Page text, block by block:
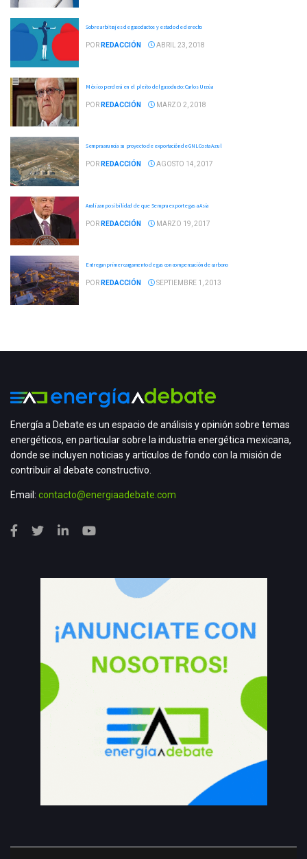
Sobre arbitrajes de gasoductos y estado de derecho
POR REDACCIÓN ABRIL 23, 2018
México perderá en el pleito del gasoducto: Carlos Urzúa
POR REDACCIÓN MARZO 2, 2018
Sempra anuncia su proyecto de exportación de GNL Costa Azul
POR REDACCIÓN AGOSTO 14, 2017
Analizan posibilidad de que Sempra exporte gas a Asia
POR REDACCIÓN MARZO 19, 2017
Entregan primer cargamento de gas con compensación de carbono
POR REDACCIÓN SEPTIEMBRE 1, 2013
Energía a Debate es un espacio de análisis y opinión sobre temas
energéticos, en particular sobre la industria energética mexicana,
donde se incluyen noticias y artículos de fondo con la misión de
contribuir al debate constructivo.
Email: contacto@energiaadebate.com